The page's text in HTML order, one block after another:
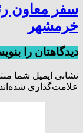
سفر معاون
خرمشهر
دیدگاهتان را
نشانی ایمیل شما
علامت‌گذاری شده‌اند